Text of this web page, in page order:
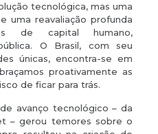
tecnológica, mas uma
uma reavaliação profunda
de capital humano,
O Brasil, com seu
únicas, encontra-se em
proativamente as
de ficar para trás.
avanço tecnológico – da
– gerou temores sobre o